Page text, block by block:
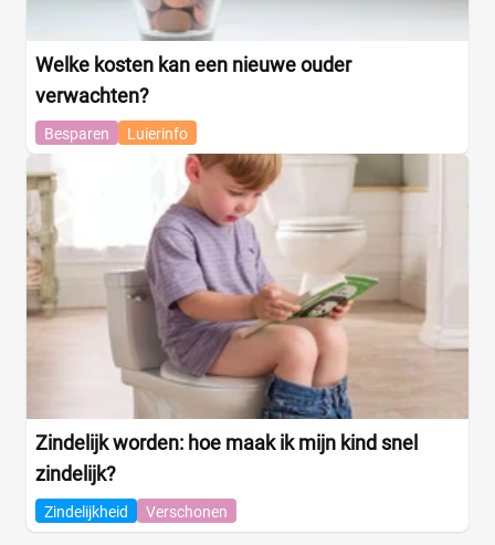
Welke kosten kan een nieuwe ouder
verwachten?
Besparen Luierinfo
Zindelijk worden: hoe maak ik mijn kind snel
zindelijk?
Zindelijkheid Verschonen